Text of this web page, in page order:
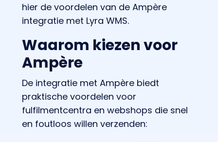
hier de voordelen van de Ampère
integratie met Lyra WMS.
Waarom kiezen voor
Ampère
De integratie met Ampère biedt
praktische voordelen voor
fulfilmentcentra en webshops die snel
en foutloos willen verzenden: